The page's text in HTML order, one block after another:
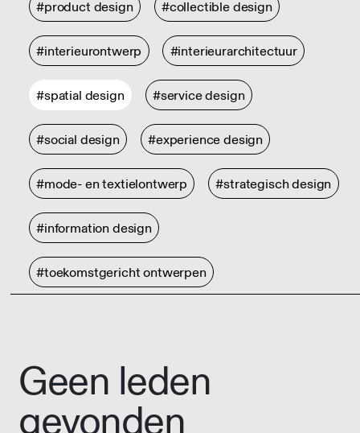
#product design #collectible design
#interieurontwerp #interieurarchitectuur
#spatial design #service design
#social design #experience design
#mode- en textielontwerp #strategisch design
#information design
#toekomstgericht ontwerpen
Geen leden
gevonden